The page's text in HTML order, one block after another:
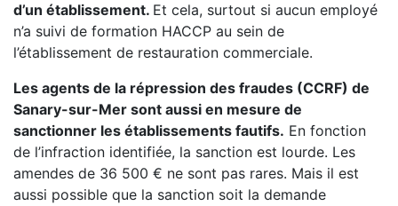
d’un établissement. Et cela, surtout si aucun employé
n’a suivi de formation HACCP au sein de
l’établissement de restauration commerciale.
Les agents de la répression des fraudes (CCRF) de
Sanary-sur-Mer sont aussi en mesure de
sanctionner les établissements fautifs. En fonction
de l’infraction identifiée, la sanction est lourde. Les
amendes de 36 500 € ne sont pas rares. Mais il est
aussi possible que la sanction soit la demande